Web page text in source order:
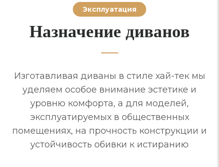
Эксплуатация
Назначение диванов
Изготавливая диваны в стиле хай-тек мы
уделяем особое внимание эстетике и
уровню комфорта, а для моделей,
эксплуатируемых в общественных
помещениях, на прочность конструкции и
устойчивость обивки к истиранию